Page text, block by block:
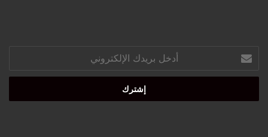
بريدك
الإلكتروني